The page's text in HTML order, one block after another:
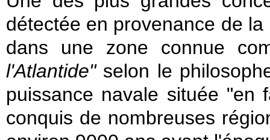
détectée en provenance de
dans une zone connue
l'Atlantide"selon le
puissance navale située "en
conquis de nombreuses